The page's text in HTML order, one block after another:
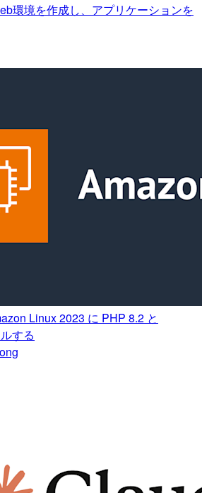
環境を作成し、アプリケーションを
Linux 2023 に PHP 8.2 と
する